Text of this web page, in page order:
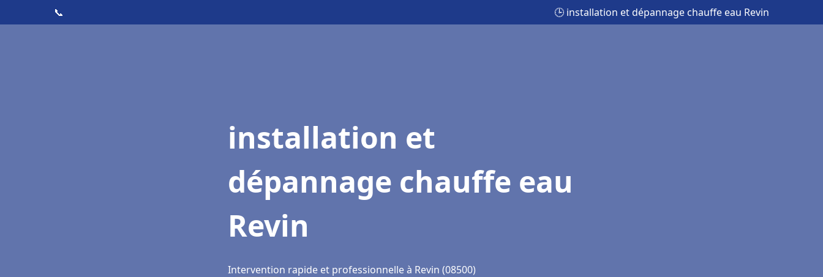
📞 🕒 installation et dépannage chauffe eau Revin
installation et
dépannage chauffe eau
Revin
Intervention rapide et professionnelle à Revin (08500)